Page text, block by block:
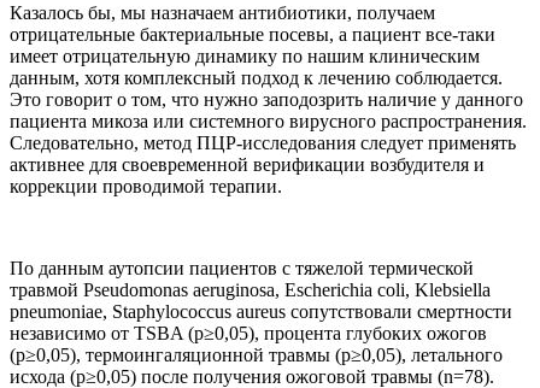
Казалось бы, мы назначаем антибиотики, получаем
отрицательные бактериальные посевы, а пациент все-таки
имеет отрицательную динамику по нашим клиническим
данным, хотя комплексный подход к лечению соблюдается.
Это говорит о том, что нужно заподозрить наличие у данного
пациента микоза или системного вирусного распространения.
Следовательно, метод ПЦР-исследования следует применять
активнее для своевременной верификации возбудителя и
коррекции проводимой терапии.
По данным аутопсии пациентов с тяжелой термической
травмой Pseudomonas aeruginosa, Escherichia coli, Klebsiella
pneumoniae, Staphylococcus aureus сопутствовали смертности
независимо от TSBA (p≥0,05), процента глубоких ожогов
(p≥0,05), термоингаляционной травмы (p≥0,05), летального
исхода (p≥0,05) после получения ожоговой травмы (n=78).